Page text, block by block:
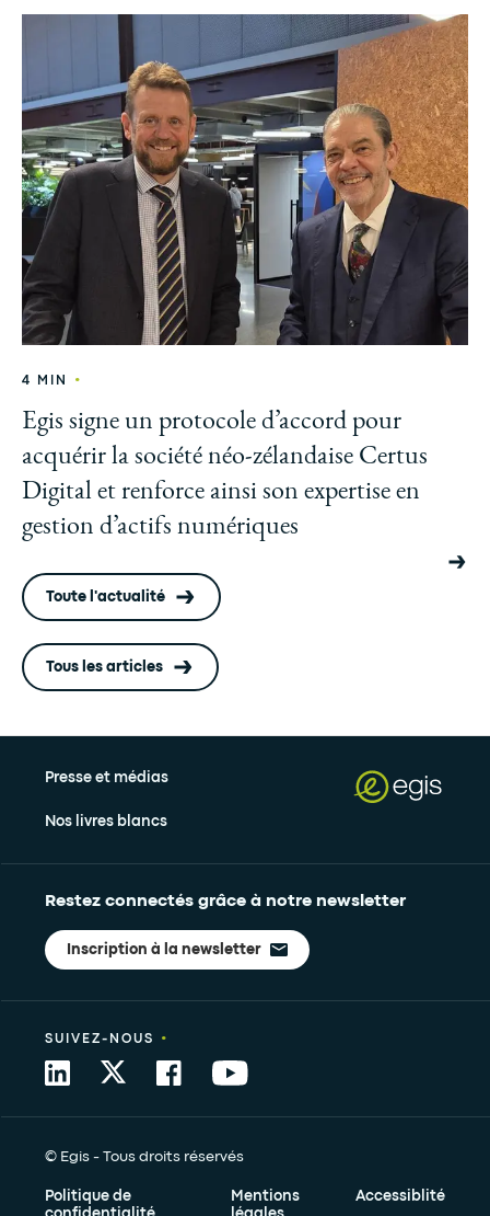
4 MIN •
Egis signe un protocole d’accord pour
acquérir la société néo-zélandaise Certus
Digital et renforce ainsi son expertise en
gestion d’actifs numériques
Toute l'actualité
Tous les articles
Presse et médias
Nos livres blancs
Restez connectés grâce à notre newsletter
Inscription à la newsletter
© Egis - Tous droits réservés
Politique de
Mentions
Accessiblité
SUIVEZ-NOUS •